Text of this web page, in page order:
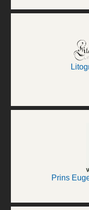
Prins